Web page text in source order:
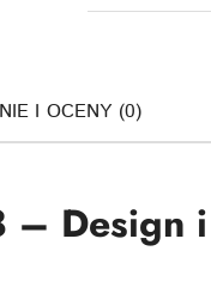
I OCENY (0)
Design